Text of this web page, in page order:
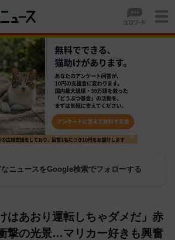
なニュースをGoogle検索でフォローする
はあおり運転しちゃダメだ」赤
撃の光景…マリカー好きも興奮